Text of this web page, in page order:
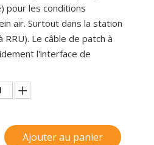
pour les conditions
air. Surtout dans la station
RRU). Le câble de patch à
l'interface de
Ajouter au panier